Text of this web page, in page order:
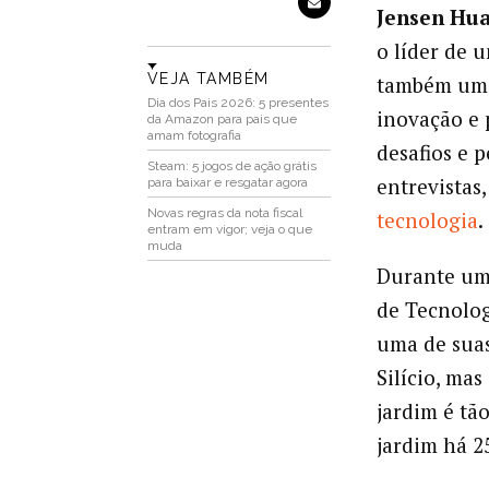
VEJA TAMBÉM
Dia dos Pais 2026: 5 presentes
da Amazon para pais que
amam fotografia
Steam: 5 jogos de ação grátis
para baixar e resgatar agora
Novas regras da nota fiscal
entram em vigor; veja o que
muda
Jensen
o líder de
também
inovação e
desafios e
tecnologia.
Durante
de
uma de
Silício,
jardim é
jardim há